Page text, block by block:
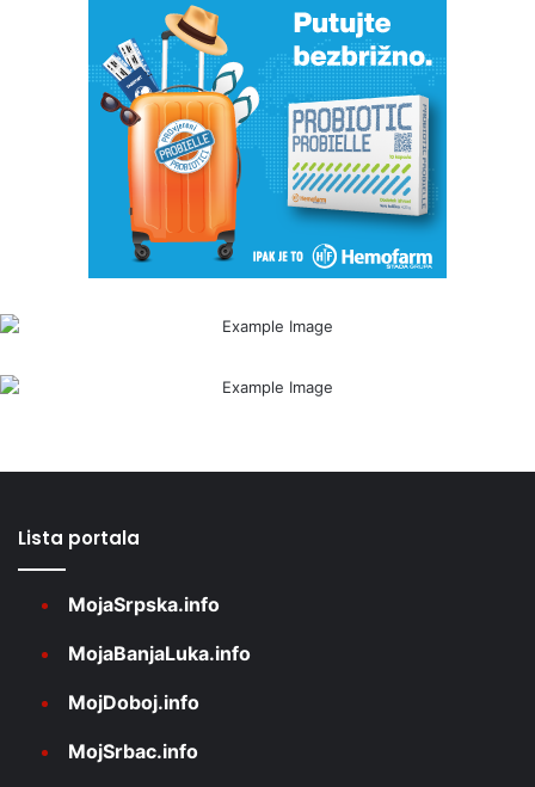
Lista portala
MojaSrpska.info
MojaBanjaLuka.info
MojDoboj.info
MojSrbac.info